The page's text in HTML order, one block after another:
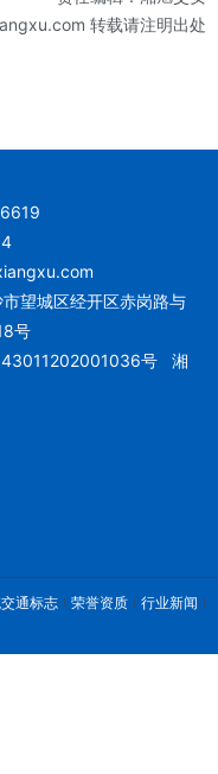
转载请注明出处
望城区经开区赤岗路与
号
43011202001036号
湘
通标志 荣誉资质
行业新闻